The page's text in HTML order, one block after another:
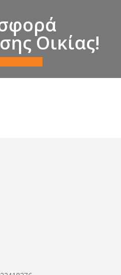
Οικίας!